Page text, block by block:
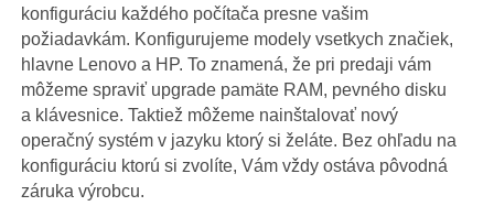
konfiguráciu každého počítača presne vašim
požiadavkám. Konfigurujeme modely vsetkych značiek,
hlavne Lenovo a HP. To znamená, že pri predaji vám
môžeme spraviť upgrade pamäte RAM, pevného disku
a klávesnice. Taktiež môžeme nainštalovať nový
operačný systém v jazyku ktorý si želáte. Bez ohľadu na
konfiguráciu ktorú si zvolíte, Vám vždy ostáva pôvodná
záruka výrobcu.